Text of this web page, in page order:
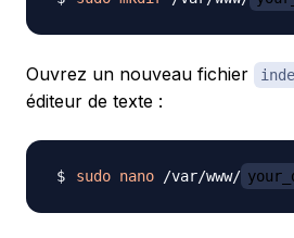
Ouvrez un nouveau fichier
éditeur de texte :
sudo nano /var/www/